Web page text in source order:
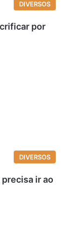
DIVERSOS
por
DIVERSOS
ir ao